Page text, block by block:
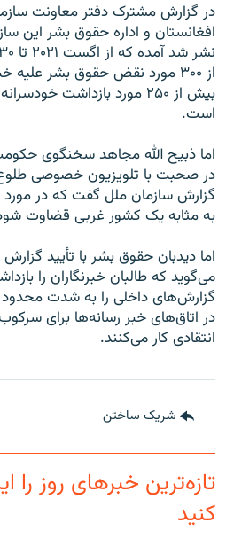
در گزارش مشترک دفتر معاونت
افغانستان و اداره حقوق بشر این
از ۳۰۰ مورد نقض حقوق بشر
بیش از ۲۵۰ مورد بازداشت
است.
اما ذبیح الله مجاهد سخنگوی
در صحبت با تلویزیون خصوصی
گزارش سازمان ملل گفت که در مورد
به مثابه یک کشور غربی قضاوت
اما دیدبان حقوق بشر با تأیید
می‌گوید که طالبان خبرنگاران را
گزارش‌های داخلی را به شدت محدود
در اتاق‌های خبر رسانه‌ها برای
انتقادی کار می‌کنند.
شریک ساختن
تازه‌ترین خبرهای روز را
کنید